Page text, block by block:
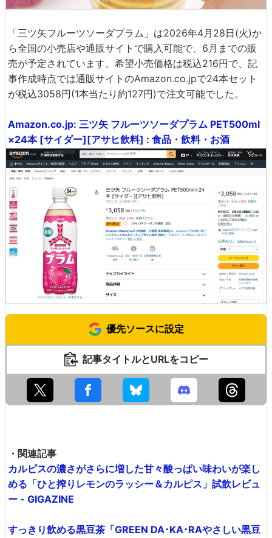
「三ツ矢フルーツソーダプラム」は2026年4月28日(火)か
ら全国の小売店や通販サイトで購入可能で、6月までの販
売が予定されています。希望小売価格は税込216円で、記
事作成時点では通販サイトのAmazon.co.jpで24本セット
が税込3058円(1本当たり約127円)で注文可能でした。
Amazon.co.jp: 三ツ矢 フルーツソーダプラム PET500ml
×24本 [サイダー][アサヒ飲料] : 食品・飲料・お酒
優先ソースに設定
記事タイトルとURLをコピー
・関連記事
カルピスの濃さがさらに増した甘々酸っぱい味わいが楽し
める「ひと搾りレモンのラッシー＆カルピス」試飲レビュ
ー - GIGAZINE
すっきり飲める黒豆茶「GREEN DA･KA･RAやさしい黒豆